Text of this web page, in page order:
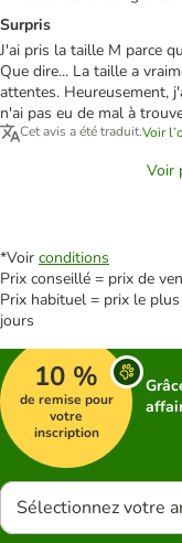
Surpris
J'ai pris la taille M parce
Que dire... La taille a
attentes. Heureusement,
n'ai pas eu de mal à
Cet avis a été traduit.Voir
Voir
*Voir conditions
Prix conseillé = prix de
Prix habituel = prix le
jours
10 %
de remise pour
votre
inscription
Sélectionnez votre